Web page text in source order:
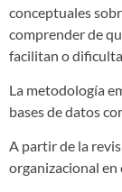
conceptuales
comprender de
facilitan o
La metodología
bases de datos
A partir de la
organizacional en